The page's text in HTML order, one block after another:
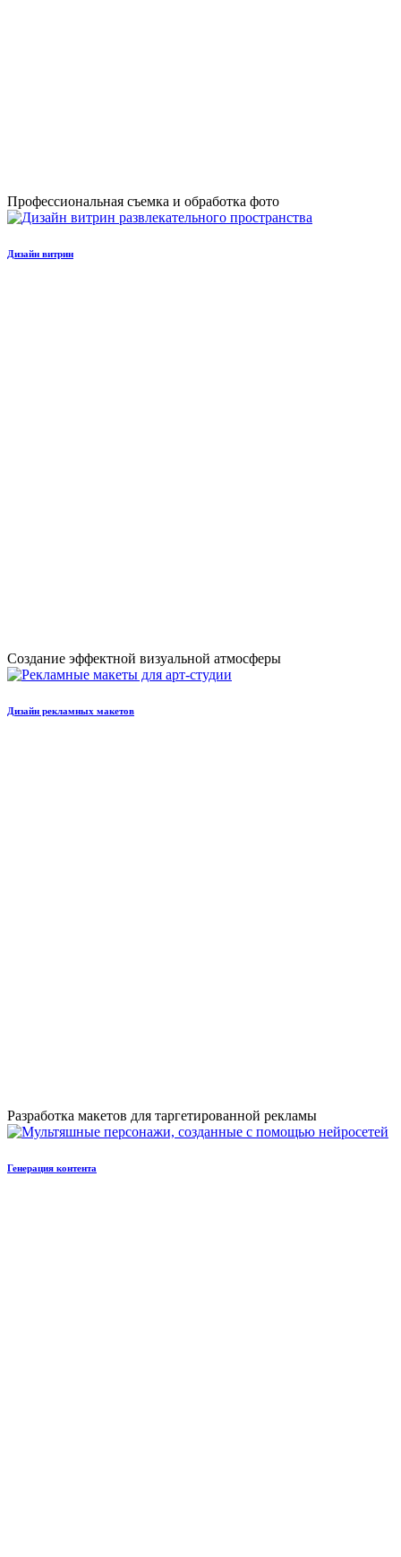
Профессиональная съемка и обработка фото
Дизайн витрин
Создание эффектной визуальной атмосферы
Дизайн рекламных макетов
Разработка макетов для таргетированной рекламы
Генерация контента